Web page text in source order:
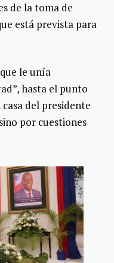
de la toma de
está prevista para
le unía
hasta el punto
casa del presidente
por cuestiones